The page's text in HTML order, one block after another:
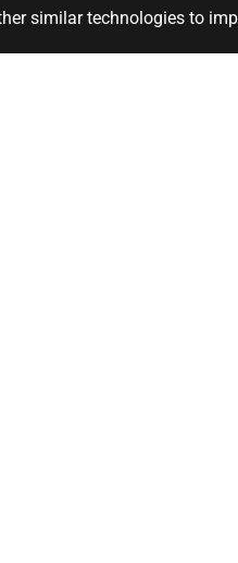
similar technologies to